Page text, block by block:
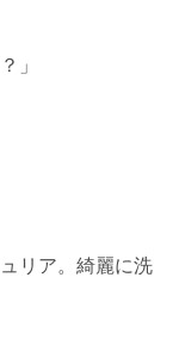
」
リア。綺麗に洗